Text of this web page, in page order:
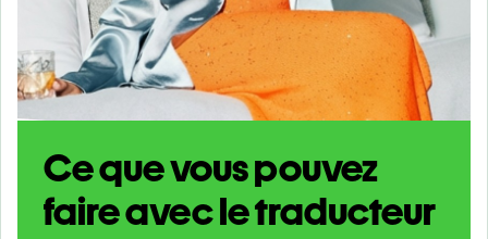
Ce que vous pouvez
faire avec le traducteur